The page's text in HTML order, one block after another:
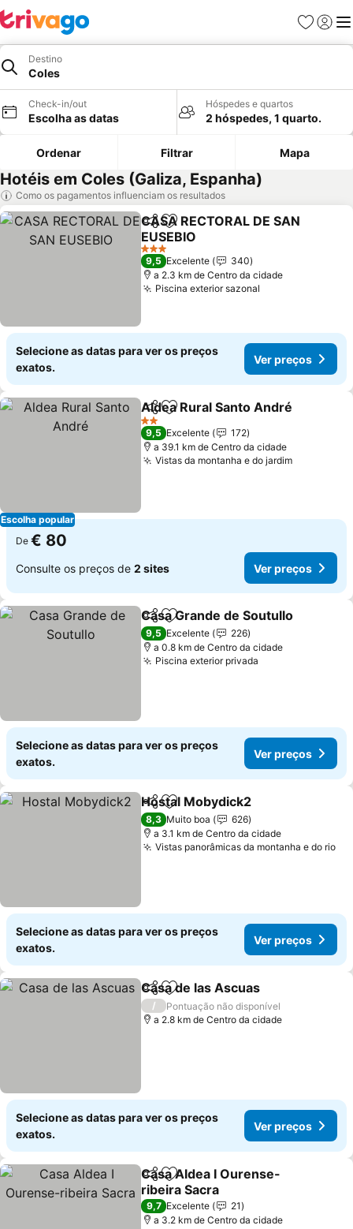
Favoritos
Iniciar
Destino
Coles
Check-in/out
Escolha as datas
Hóspedes e quartos
2 hóspedes, 1 quarto.
Ordenar Filtrar Mapa
Hotéis em Coles (Galiza, Espanha)
Como os pagamentos influenciam os resultados
PartilharAdicionar aos favoritos
CASA RECTORAL DE SAN
EUSEBIO
3 Estrelas
9,5 Excelente
340
a 2.3 km de Centro da cidade
Piscina exterior sazonal
Selecione as datas para ver os preços
exatos.
Ver preços
Escolha popular
PartilharAdicionar aos favoritos
Aldea Rural Santo André
2 Estrelas
9,5 Excelente
172
a 39.1 km de Centro da cidade
Vistas da montanha e do jardim
De € 80
Consulte os preços de 2 sites Ver preços
PartilharAdicionar aos favoritos
Casa Grande de Soutullo
9,5 Excelente
226
a 0.8 km de Centro da cidade
Piscina exterior privada
Selecione as datas para ver os preços
exatos.
Ver preços
PartilharAdicionar aos favoritos
Hostal Mobydick2
8,3 Muito boa
626
a 3.1 km de Centro da cidade
Vistas panorâmicas da montanha e do rio
Selecione as datas para ver os preços
exatos.
Ver preços
PartilharAdicionar aos favoritos
Casa de las Ascuas
/
Pontuação não disponível
a 2.8 km de Centro da cidade
Selecione as datas para ver os preços
exatos.
Ver preços
PartilharAdicionar aos favoritos
Casa Aldea I Ourense-
ribeira Sacra
9,7 Excelente
21
a 3.2 km de Centro da cidade